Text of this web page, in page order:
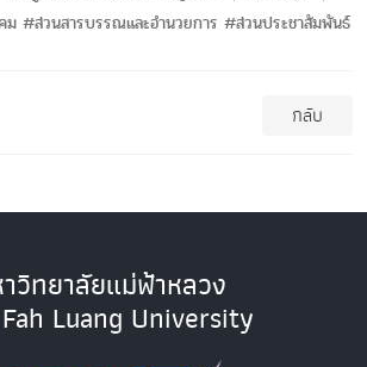
ม #ส่วนสารบรรณและอำนวยการ #ส่วนประชาสัมพันธ์
กลับ
วิทยาลัยแม่ฟ้าหลวง
Luang University